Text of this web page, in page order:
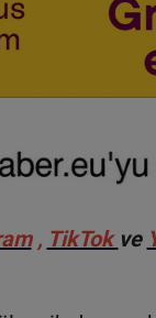
, TikTok ve